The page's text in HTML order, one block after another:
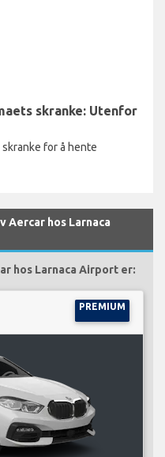
skranke: Utenfor
for å hente
hos Larnaca
hos Larnaca Airport er:
PREMIUM